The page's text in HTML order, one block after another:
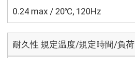
0.24 max / 20℃, 120Hz
耐久性 規定温度/規定時間/負荷